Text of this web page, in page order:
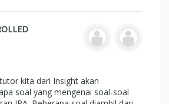
kita dari Insight akan
soal yang mengenai soal-soal